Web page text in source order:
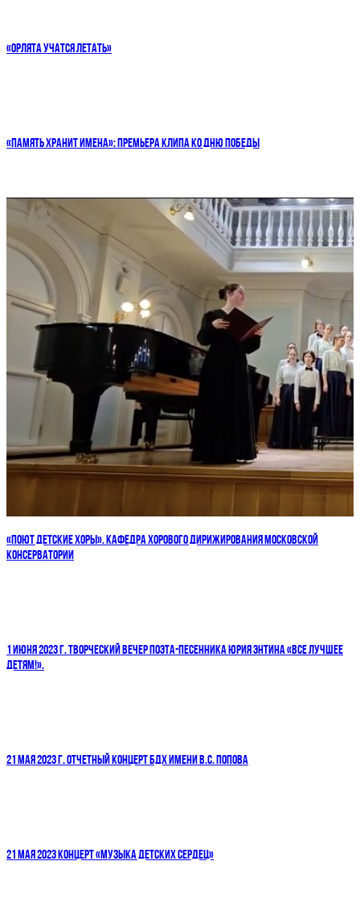
«ОРЛЯТА УЧАТСЯ ЛЕТАТЬ»
«ПАМЯТЬ ХРАНИТ ИМЕНА»: ПРЕМЬЕРА КЛИПА КО ДНЮ ПОБЕДЫ
«ПОЮТ ДЕТСКИЕ ХОРЫ». КАФЕДРА ХОРОВОГО ДИРИЖИРОВАНИЯ МОСКОВСКОЙ
КОНСЕРВАТОРИИ
1 ИЮНЯ 2023 Г. ТВОРЧЕСКИЙ ВЕЧЕР ПОЭТА-ПЕСЕННИКА ЮРИЯ ЭНТИНА «ВСЕ ЛУЧШЕЕ
ДЕТЯМ!».
21 МАЯ 2023 Г. ОТЧЕТНЫЙ КОНЦЕРТ БДХ ИМЕНИ В.С. ПОПОВА
21 МАЯ 2023 КОНЦЕРТ «МУЗЫКА ДЕТСКИХ СЕРДЕЦ»